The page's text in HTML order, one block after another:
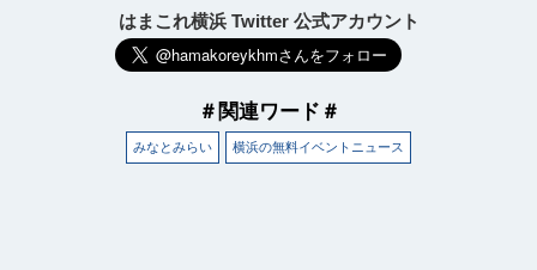
はまこれ横浜 Twitter 公式アカウント
＃関連ワード＃
みなとみらい 横浜の無料イベントニュース